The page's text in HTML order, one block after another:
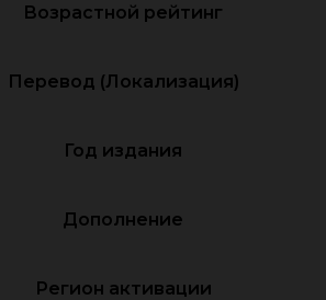
Возрастной рейтинг
Перевод (Локализация)
Год издания
Дополнение
Регион активации